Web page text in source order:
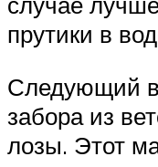
прутики в
Следующий
забора из
лозы. Этот